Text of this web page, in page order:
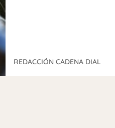
REDACCIÓN CADENA DIAL